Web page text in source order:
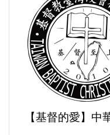
【基督的愛】